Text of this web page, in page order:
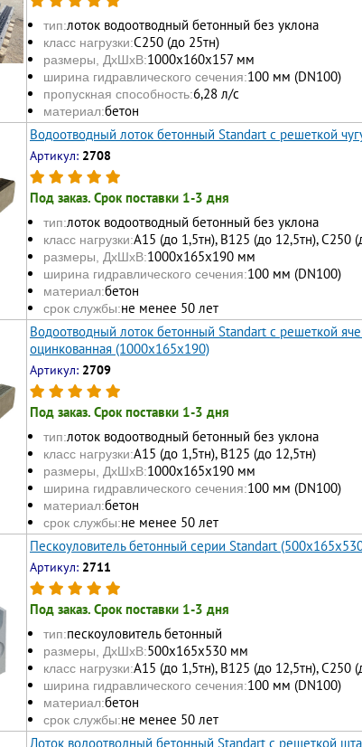
тип:лоток водоотводный бетонный без уклона
класс нагрузки:С250 (до 25тн)
размеры, ДхШхВ:1000х160x157 мм
ширина гидравлического сечения:100 мм (DN100)
пропускная способность:6,28 л/с
материал:бетон
Водоотводный лоток бетонный Standart с решеткой
Артикул: 2708
Под заказ. Срок поставки 1-3 дня
тип:лоток водоотводный бетонный без уклона
класс нагрузки:А15 (до 1,5тн), В125 (до 12,5тн), С250
размеры, ДхШхВ:1000х165x190 мм
ширина гидравлического сечения:100 мм (DN100)
материал:бетон
срок службы:не менее 50 лет
Водоотводный лоток бетонный Standart с решеткой
оцинкованная (1000x165x190)
Артикул: 2709
Под заказ. Срок поставки 1-3 дня
тип:лоток водоотводный бетонный без уклона
класс нагрузки:А15 (до 1,5тн), В125 (до 12,5тн)
размеры, ДхШхВ:1000х165x190 мм
ширина гидравлического сечения:100 мм (DN100)
материал:бетон
срок службы:не менее 50 лет
Пескоуловитель бетонный серии Standart
Артикул: 2711
Под заказ. Срок поставки 1-3 дня
тип:пескоуловитель бетонный
размеры, ДхШхВ:500x165x530 мм
класс нагрузки:А15 (до 1,5тн), В125 (до 12,5тн), С250
ширина гидравлического сечения:100 мм (DN100)
материал:бетон
срок службы:не менее 50 лет
Лоток водоотводный бетонный Standart с решеткой